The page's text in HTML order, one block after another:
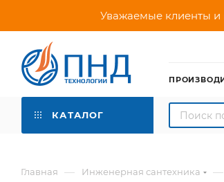
Уважаемые клиенты и
КАТАЛОГ
Главная — Инженерная сантехника —